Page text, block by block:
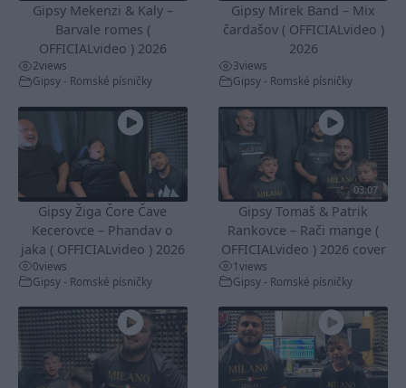
Gipsy Mekenzi & Kaly –
Barvale romes (
OFFICIALvideo ) 2026
2views
Gipsy - Romské písničky
Gipsy Mirek Band – Mix
čardašov ( OFFICIALvideo )
2026
3views
Gipsy - Romské písničky
Gipsy Žiga Čore Čave
Kecerovce – Phandav o
jaka ( OFFICIALvideo ) 2026
0views
Gipsy - Romské písničky
03:07
Gipsy Tomaš & Patrik
Rankovce – Rači mange (
OFFICIALvideo ) 2026 cover
1views
Gipsy - Romské písničky